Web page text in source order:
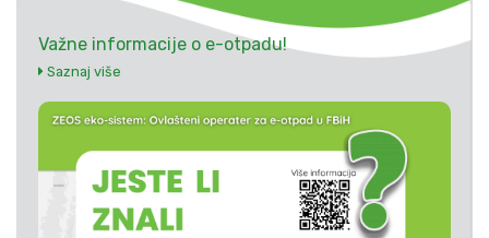
Važne informacije o e-otpadu!
Saznaj više